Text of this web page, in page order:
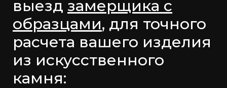
выезд замерщика с
образцами, для точного
расчета вашего изделия
из искусственного
камня: